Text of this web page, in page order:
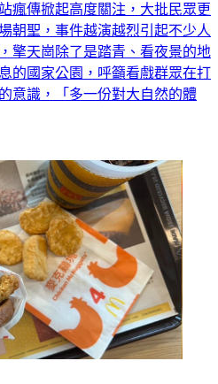
瘋傳掀起高度關注，大批民眾更
朝聖，事件越演越烈引起不少人
擎天崗除了是踏青、看夜景的地
的國家公園，呼籲看戲群眾在打
意識，「多一份對大自然的體